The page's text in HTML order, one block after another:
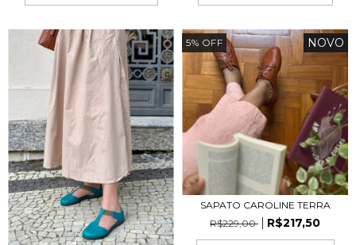
5% OFF NOVO
SAPATO CAROLINE TERRA
R$229,00
R$217,50